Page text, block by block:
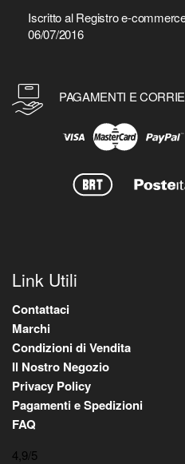
Iscritto al Registro e-
06/07/2016
PAGAMENTI E
Link Utili
Contattaci
Marchi
Condizioni di Vendita
Il Nostro Negozio
Privacy Policy
Pagamenti e Spedizioni
FAQ
4,9/5